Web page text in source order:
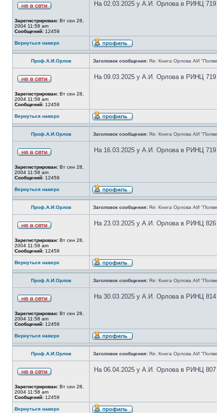
Зарегистрирован: Вт сен 28,
2004 11:58 am
Сообщений: 12459
На 02.03.2025 у А.И. Орлова в РИНЦ 719
Вернуться наверх
Проф.А.И.Орлов Заголовок сообщения: Re: Книга Орлова АИ
Зарегистрирован: Вт сен 28,
2004 11:58 am
Сообщений: 12459
На 09.03.2025 у А.И. Орлова в РИНЦ 719
Вернуться наверх
Проф.А.И.Орлов Заголовок сообщения: Re: Книга Орлова АИ
Зарегистрирован: Вт сен 28,
2004 11:58 am
Сообщений: 12459
На 16.03.2025 у А.И. Орлова в РИНЦ 719
Вернуться наверх
Проф.А.И.Орлов Заголовок сообщения: Re: Книга Орлова АИ
Зарегистрирован: Вт сен 28,
2004 11:58 am
Сообщений: 12459
На 23.03.2025 у А.И. Орлова в РИНЦ 826
Вернуться наверх
Проф.А.И.Орлов Заголовок сообщения: Re: Книга Орлова АИ
Зарегистрирован: Вт сен 28,
2004 11:58 am
Сообщений: 12459
На 30.03.2025 у А.И. Орлова в РИНЦ 814
Вернуться наверх
Проф.А.И.Орлов Заголовок сообщения: Re: Книга Орлова АИ
Зарегистрирован: Вт сен 28,
2004 11:58 am
Сообщений: 12459
На 06.04.2025 у А.И. Орлова в РИНЦ 807
Вернуться наверх